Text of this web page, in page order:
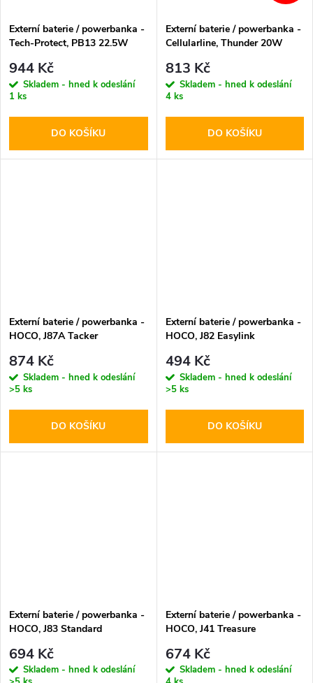
Externí baterie / powerbanka -
Tech-Protect, PB13 22.5W
944 Kč
Skladem - hned k odeslání
1 ks
DO KOŠÍKU
Externí baterie / powerbanka -
Cellularline, Thunder 20W
813 Kč
Skladem - hned k odeslání
4 ks
DO KOŠÍKU
Externí baterie / powerbanka -
HOCO, J87A Tacker
Black
874 Kč
Skladem - hned k odeslání
>5 ks
DO KOŠÍKU
Externí baterie / powerbanka -
HOCO, J82 Easylink
494 Kč
Skladem - hned k odeslání
>5 ks
DO KOŠÍKU
Externí baterie / powerbanka -
HOCO, J83 Standard
Gray
694 Kč
Skladem - hned k odeslání
Externí baterie / powerbanka -
HOCO, J41 Treasure
674 Kč
Skladem - hned k odeslání